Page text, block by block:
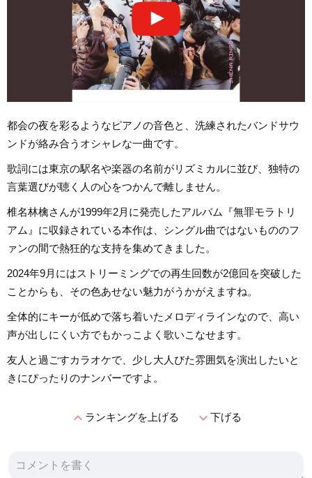
都会の夜を彩るようなピアノの音色と、洗練されたバンドサウ
ンドが絡み合うオシャレな一曲です。
歌詞には東京の駅名や楽器の名前がリズミカルに並び、独特の
言葉選びが聴く人の心をつかんで離しません。
椎名林檎さんが1999年2月に発売したアルバム『無罪モラトリ
アム』に収録されている本作は、シングル曲ではないもののフ
ァンの間で熱狂的な支持を集めてきました。
2024年9月にはストリーミングでの再生回数が2億回を突破した
ことからも、その色あせない魅力がうかがえますね。
全体的にキーが低めで落ち着いたメロディラインなので、高い
声が出しにくい方でもかっこよく歌いこなせます。
友人と過ごすカラオケで、少し大人びた雰囲気を演出したいと
きにぴったりのナンバーですよ。
expand_lessランキングを上げる expand_more下げる